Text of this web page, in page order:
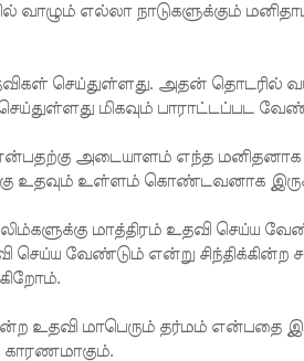
எல்லா நாடுகளுக்கும்
செய்துள்ளது. அதன் தொடரில்
மிகவும் பாராட்டப்பட
அடையாளம் எந்த மனிதனாக
உதவும் உள்ளம் கொண்டவனாக
மாத்திரம் உதவி செய்ய
செய்ய வேண்டும் என்று சிந்திக்கின்ற
உதவி மாபெரும் தர்மம் என்பதை
காரணமாகும்.